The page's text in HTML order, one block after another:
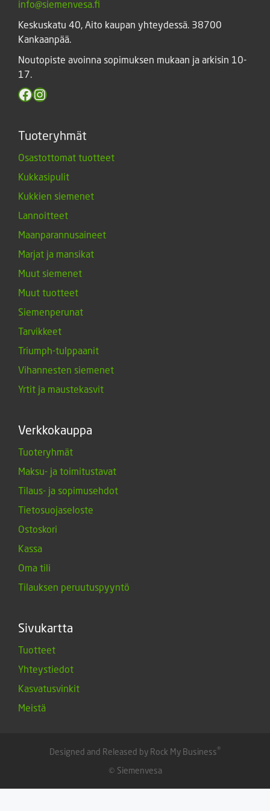
info@siemenvesa.fi
Keskuskatu 40, Aito kaupan yhteydessä. 38700
Kankaanpää.
Noutopiste avoinna sopimuksen mukaan ja arkisin 10-
17.
Facebook
Instagram
Tuoteryhmät
Osastottomat tuotteet
Kukkasipulit
Kukkien siemenet
Lannoitteet
Maanparannusaineet
Marjat ja mansikat
Muut siemenet
Muut tuotteet
Siemenperunat
Tarvikkeet
Triumph-tulppaanit
Vihannesten siemenet
Yrtit ja maustekasvit
Verkkokauppa
Tuoteryhmät
Maksu- ja toimitustavat
Tilaus- ja sopimusehdot
Tietosuojaseloste
Ostoskori
Kassa
Oma tili
Tilauksen peruutuspyyntö
Sivukartta
Tuotteet
Yhteystiedot
Kasvatusvinkit
Meistä
Designed and Released by Rock My Business®
© Siemenvesa